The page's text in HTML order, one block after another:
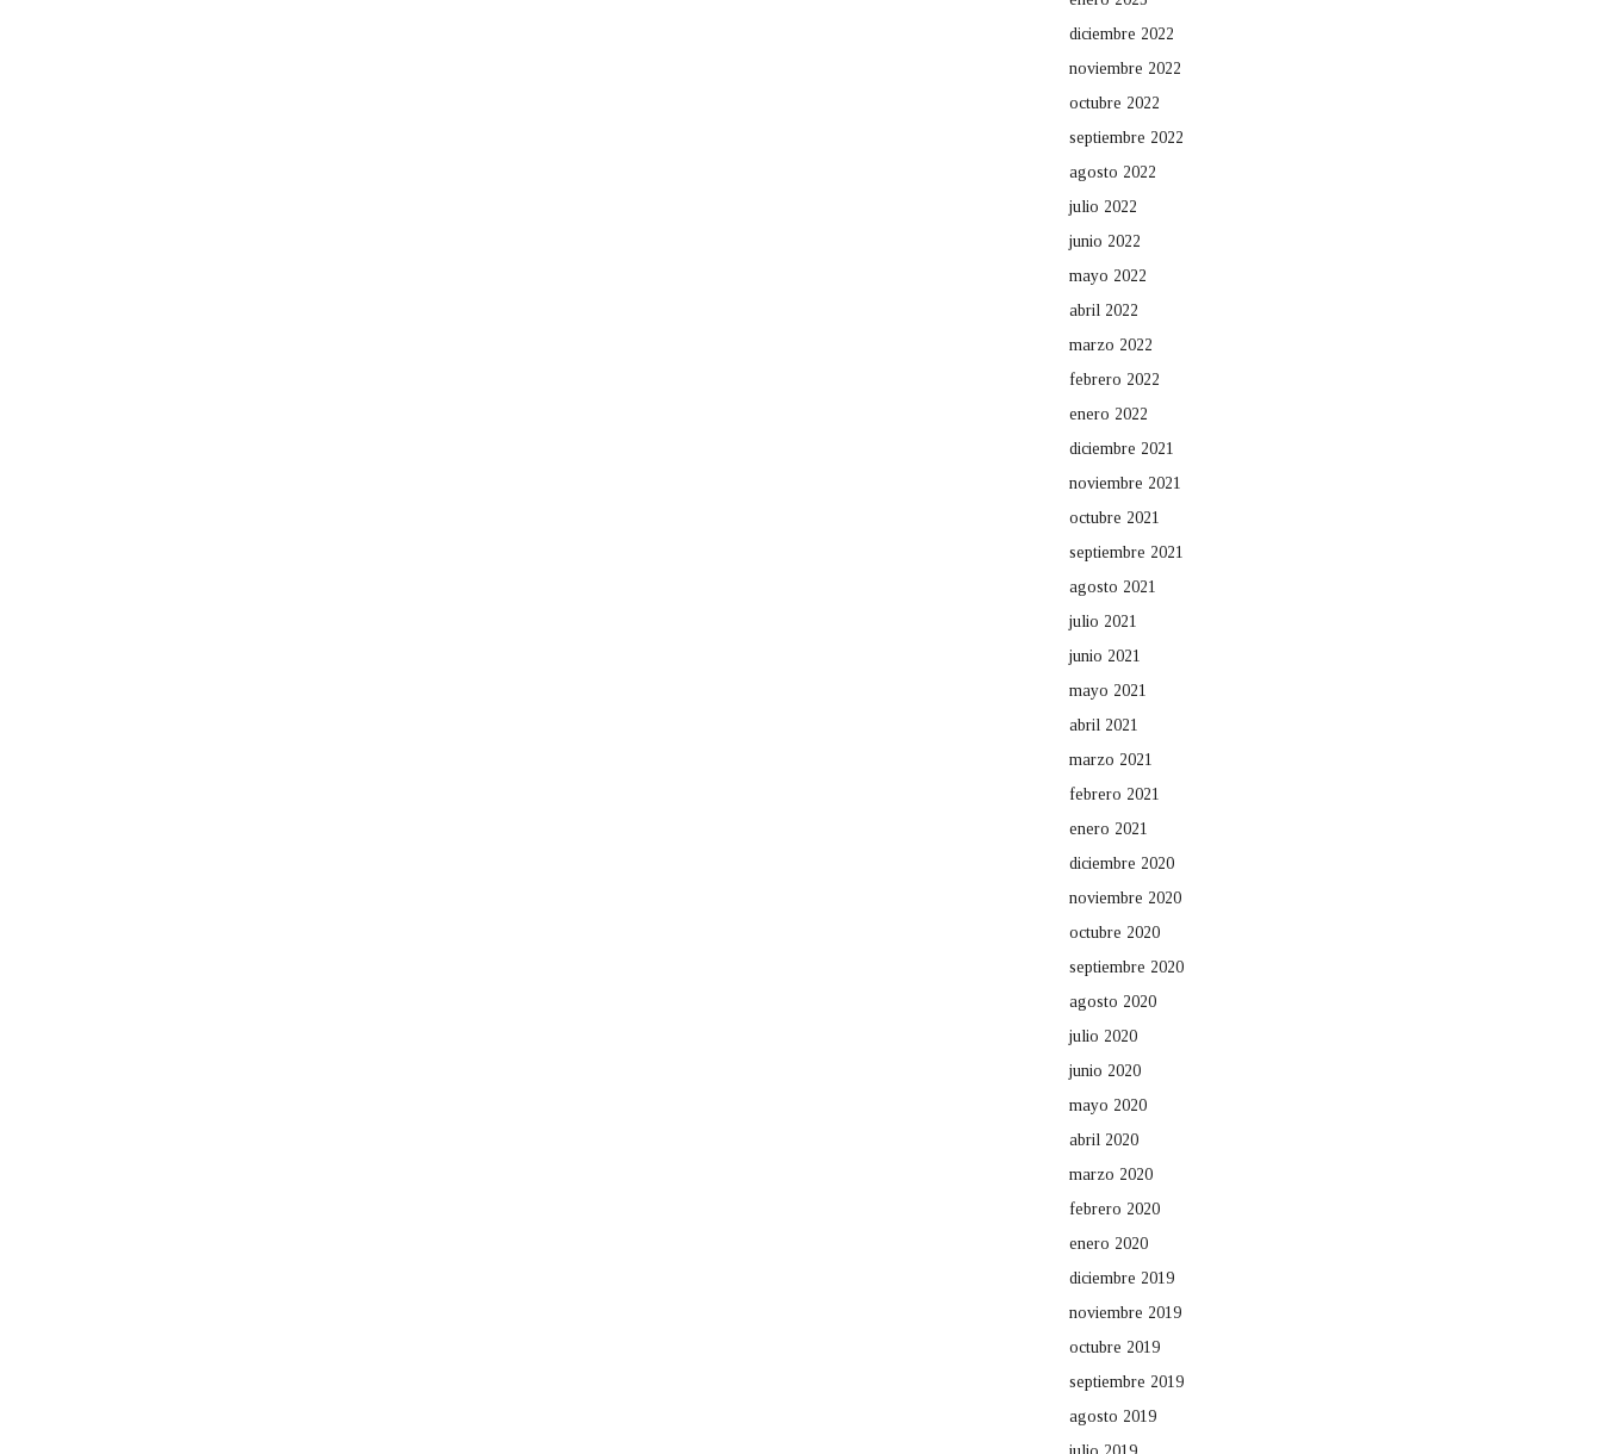
diciembre 2022
noviembre 2022
octubre 2022
septiembre 2022
agosto 2022
julio 2022
junio 2022
mayo 2022
abril 2022
marzo 2022
febrero 2022
enero 2022
diciembre 2021
noviembre 2021
octubre 2021
septiembre 2021
agosto 2021
julio 2021
junio 2021
mayo 2021
abril 2021
marzo 2021
febrero 2021
enero 2021
diciembre 2020
noviembre 2020
octubre 2020
septiembre 2020
agosto 2020
julio 2020
junio 2020
mayo 2020
abril 2020
marzo 2020
febrero 2020
enero 2020
diciembre 2019
noviembre 2019
octubre 2019
septiembre 2019
agosto 2019